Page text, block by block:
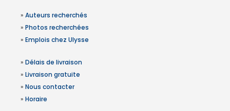
» Auteurs recherchés
» Photos recherchées
» Emplois chez Ulysse
» Délais de livraison
» Livraison gratuite
» Nous contacter
» Horaire